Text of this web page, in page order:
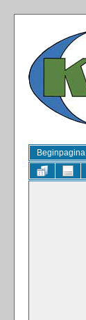
Beginpagina